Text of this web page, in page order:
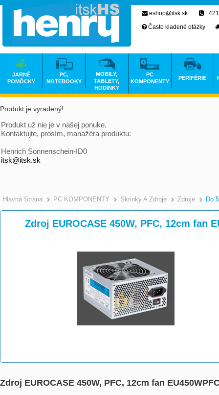
Produkt je vyradený!
Produkt už nie je v našej ponuke.
Kontaktujte, prosím, manažéra produktu:
Henrich Sonnenschein-ID0
itsk@itsk.sk
Hlavná Strana >
PC KOMPONENTY >
Skrinky A Zdroje Zdroje Do
Zdroj EUROCASE 450W, PFC, 12cm fan
Zdroj EUROCASE 450W, PFC, 12cm fan
eshop@itsk.sk
Často kladené otázky
JARNÉ
POMÔCKY
PC,
NOTEBOOKY
MOBILY,
TABLETY,
HODINKY
PC
KOMPONENTY
PERIFÉRIE